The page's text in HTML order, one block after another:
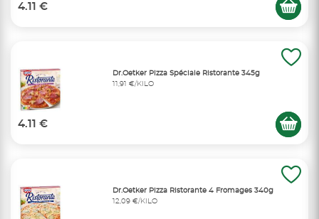
4.11 €
Dr.Oetker Pizza Spéciale Ristorante 345g
11,91 €/KILO
4.11 €
Dr.Oetker Pizza Ristorante 4 Fromages 340g
12,09 €/KILO